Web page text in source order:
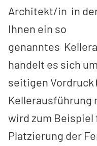
Architekt/in in
Ihnen ein so
genanntes
handelt es sich
seitigen Vordruck
Kellerausführung
wird zum
Platzierung der